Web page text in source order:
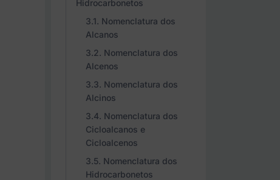
Hidrocarbonetos
Nomenclatura dos
Alcanos
Nomenclatura dos
Alcenos
Nomenclatura dos
Alcinos
Nomenclatura dos
Cicloalcanos e
Cicloalcenos
Nomenclatura dos
Hidrocarbonetos